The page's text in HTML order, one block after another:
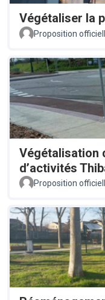
Végétaliser la
Proposition
Végétalisation
d’activités
Proposition